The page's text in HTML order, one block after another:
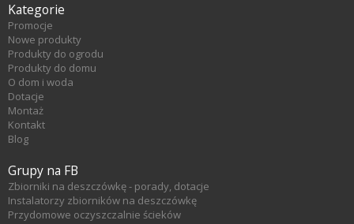
Kategorie
Promocje
Nowe produkty
Produkty do ogrodu
Produkty do domu
O dom i woda
Dotacje
Montaż
Kontakt
Blog
Grupy na FB
Zbiorniki na deszczówkę - porady, dotacje
Instalatorzy zbiorników na deszczówkę
Przydomowe oczyszczalnie ścieków